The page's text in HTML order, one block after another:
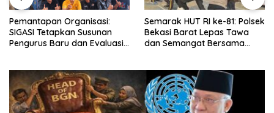
Pemantapan Organisasi:
SIGASI Tetapkan Susunan
Pengurus Baru dan Evaluasi
Semarak HUT RI ke-81: Polsek
Bekasi Barat Lepas Tawa
dan Semangat Bersama